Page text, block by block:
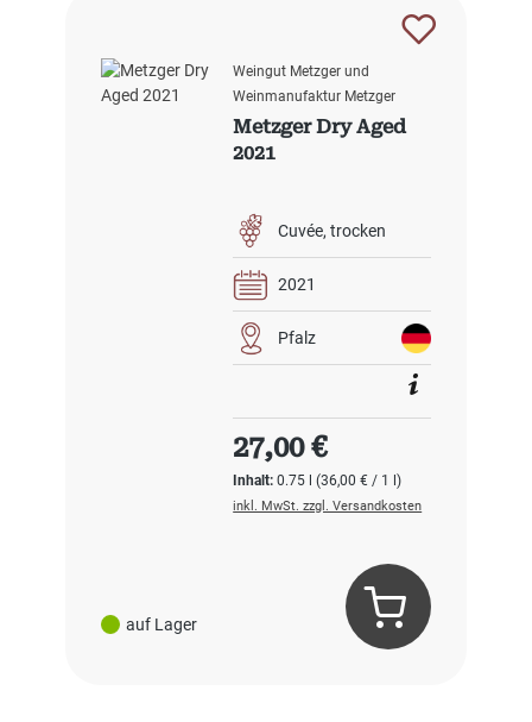
auf Lager
Weingut Metzger und
Weinmanufaktur Metzger
Metzger Dry Aged
2021
Cuvée trocken
2021
Pfalz
Inhalt:0.75 l(36,00 € / 1 l)
Regulärer Preis:
27,00 €
inkl. MwSt. zzgl. Versandkosten